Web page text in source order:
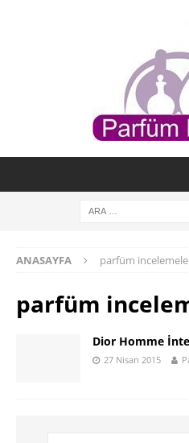
ANASAYFA parfüm
parfüm
Dior Homme
27 Nisan 2015